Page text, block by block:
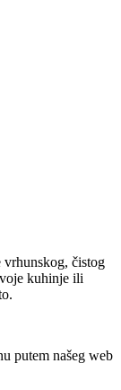
čistog
kuhinje ili
putem našeg web